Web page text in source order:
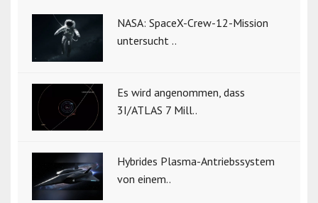
NASA: SpaceX-Crew-12-Mission
untersucht ..
Es wird angenommen, dass
3I/ATLAS 7 Mill..
Hybrides Plasma-Antriebssystem
von einem..